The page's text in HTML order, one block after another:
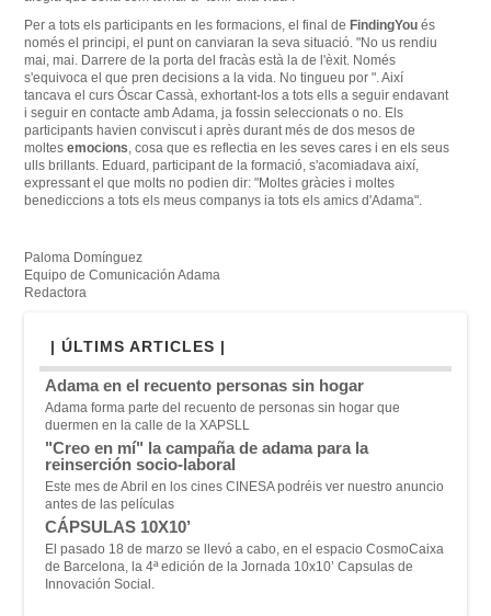
Per a tots els participants en les formacions, el final de FindingYou és
només el principi, el punt on canviaran la seva situació. "No us rendiu
mai, mai. Darrere de la porta del fracàs està la de l'èxit. Només
s'equivoca el que pren decisions a la vida. No tingueu por ".Així
tancava el curs Óscar Cassà, exhortant-los a tots ells a seguir endavant
i seguir en contacte amb Adama, ja fossin seleccionats o no. Els
participants havien conviscut i après durant més de dos mesos de
moltes emocions, cosa que es reflectia en les seves cares i en els seus
ulls brillants. Eduard, participant de la formació, s'acomiadava així,
expressant el que molts no podien dir: "Moltes gràcies i moltes
benediccions a tots els meus companys ia tots els amics d'Adama".
Paloma Domínguez
Equipo de Comunicación Adama
Redactora
| ÚLTIMS ARTICLES |
Adama en el recuento personas sin hogar
Adama forma parte del recuento de personas sin hogar que
duermen en la calle de la XAPSLL
"Creo en mí" la campaña de adama para la
reinserción socio-laboral
Este mes de Abril en los cines CINESA podréis ver nuestro anuncio
antes de las películas
CÁPSULAS 10X10’
El pasado 18 de marzo se llevó a cabo, en el espacio CosmoCaixa
de Barcelona, la 4ª edición de la Jornada 10x10’ Capsulas de
Innovación Social.